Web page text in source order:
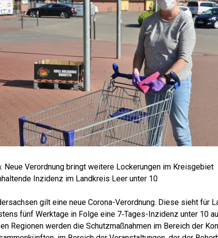
Neue Ver­ord­nung bringt wei­te­re Locke­run­gen im Kreisgebiet
Inzi­denz im Land­kreis Leer unter 10
gilt eine neue Coro­na-Ver­ord­nung. Die­se sieht für
fünf Werk­ta­ge in Fol­ge eine 7‑Ta­ges-Inzi­denz unter 10
Regio­nen wer­den die Schutz­maß­nah­men im Bereich der